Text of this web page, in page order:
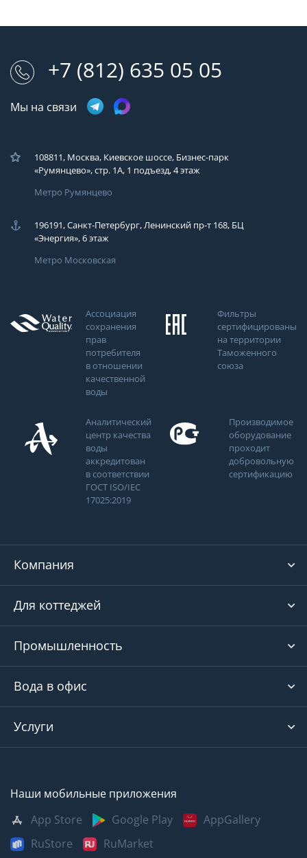
+7 (812) 635 05 05
Мы на связи
108811, Москва, Киевское шоссе, Бизнес-парк
«Румянцево», стр. 1А, 1 подъезд, 4 этаж
Метро Румянцево
196191, Санкт-Петербург, Ленинский пр-т 168, БЦ
«Энергия», 6 этаж
Метро Московская
Ассоциация
сохранения
прав
потребителя
в отношении
качественной
воды
Фильтры
сертифицированы
на территории
Таможенного
союза
Аналитический
центр качества
воды
аккредитован
в соответствии
ГОСТ ISO/IEC
17025:2019
Производимое
оборудование
проходит
добровольную
сертификацию
Компания
Для коттеджей
Промышленность
Вода в офис
Услуги
Наши мобильные приложения
App Store
Google Play
AppGallery
RuStore
RuMarket